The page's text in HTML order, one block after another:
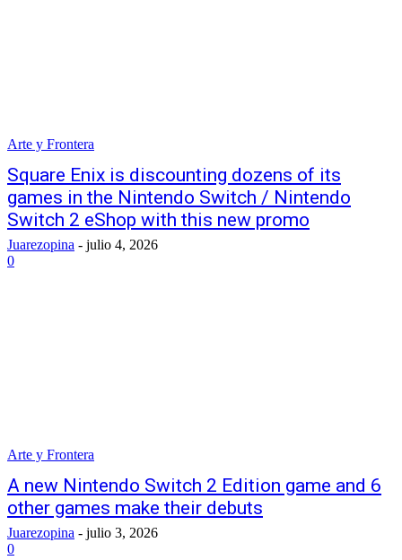
Arte y Frontera
Square Enix is ​​discounting dozens of its
games in the Nintendo Switch / Nintendo
Switch 2 eShop with this new promo
Juarezopina - julio 4, 2026
0
Arte y Frontera
A new Nintendo Switch 2 Edition game and 6
other games make their debuts
Juarezopina - julio 3, 2026
0